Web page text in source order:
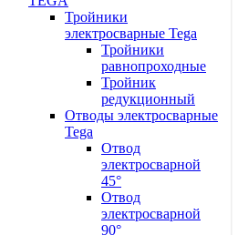
Тройники
электросварные Tega
Тройники
равнопроходные
Тройник
редукционный
Отводы электросварные
Tega
Отвод
электросварной
45°
Отвод
электросварной
90°